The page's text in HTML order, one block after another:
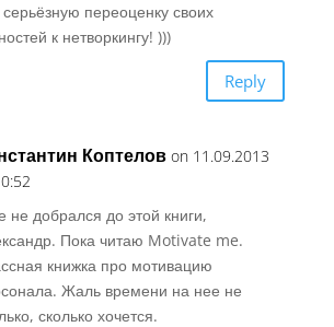
переоценку своих
к нетворкингу! )))
Reply
Коптелов on 11.09.2013
не добрался до этой книги,
Пока читаю Motivate me.
книжка про мотивацию
Жаль времени на нее не
сколько хочется.